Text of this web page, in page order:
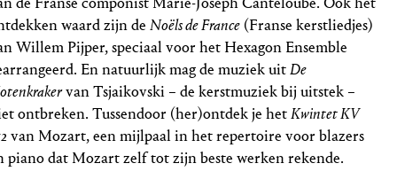
waard zijn deNoëls de France (Franse kerstliedjes)
Willem Pijper, speciaal voor het Hexagon Ensemble
En natuurlijk mag de muziek uitDe
van Tsjaikovski – de kerstmuziek bij uitstek –
ontbreken. Tussendoor (her)ontdek je hetKwintet KV
van Mozart, een mijlpaal in het repertoire voor blazers
piano dat Mozart zelf tot zijn beste werken rekende.